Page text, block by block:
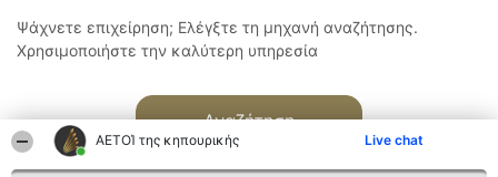
ΑΕΤΟΊ της κηπουρικής Live chat
Ψάχνετε επιχείρηση; Ελέγξτε τη μηχανή αναζήτησης.
Χρησιμοποιήστε την καλύτερη υπηρεσία
Αναζήτηση